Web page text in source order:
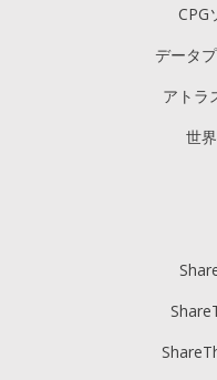
CPG
データ
アトラ
世